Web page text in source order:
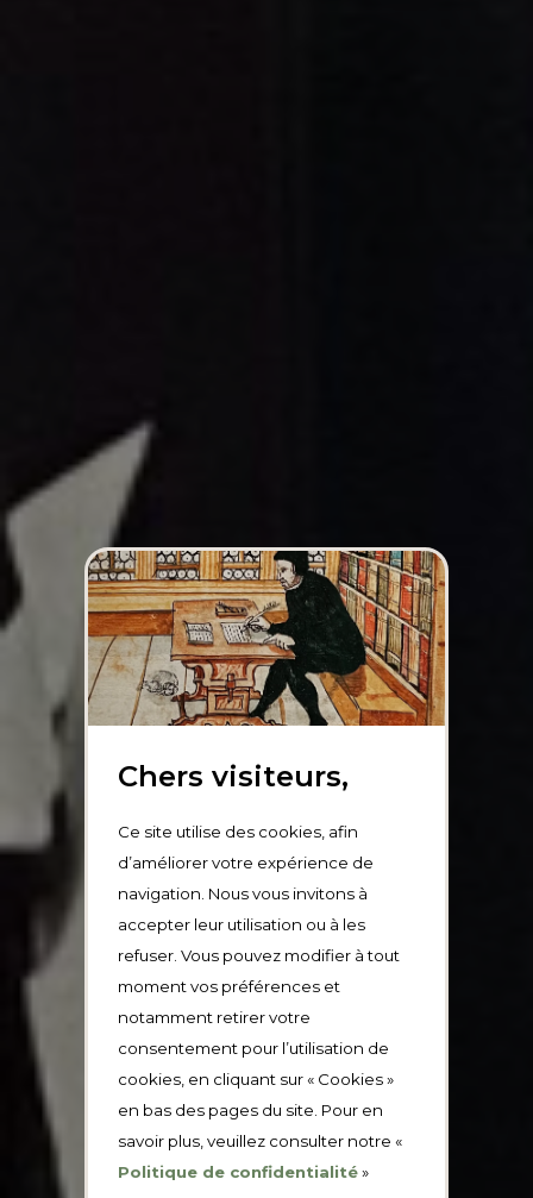
Chers visiteurs,
Ce site utilise des cookies, afin
d’améliorer votre expérience de
navigation. Nous vous invitons à
accepter leur utilisation ou à les
refuser. Vous pouvez modifier à tout
moment vos préférences et
notamment retirer votre
consentement pour l’utilisation de
cookies, en cliquant sur « Cookies »
en bas des pages du site. Pour en
savoir plus, veuillez consulter notre «
Politique de confidentialité»